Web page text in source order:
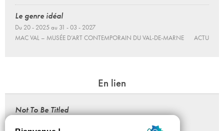
Le genre idéal
Du 20 - 2025 au 31 - 03 - 2027
MAC VAL – MUSÉE D’ART CONTEMPORAIN DU VAL-DE-MARNE
ACTU
En lien
Not To Be Titled